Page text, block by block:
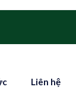
Liên hệ